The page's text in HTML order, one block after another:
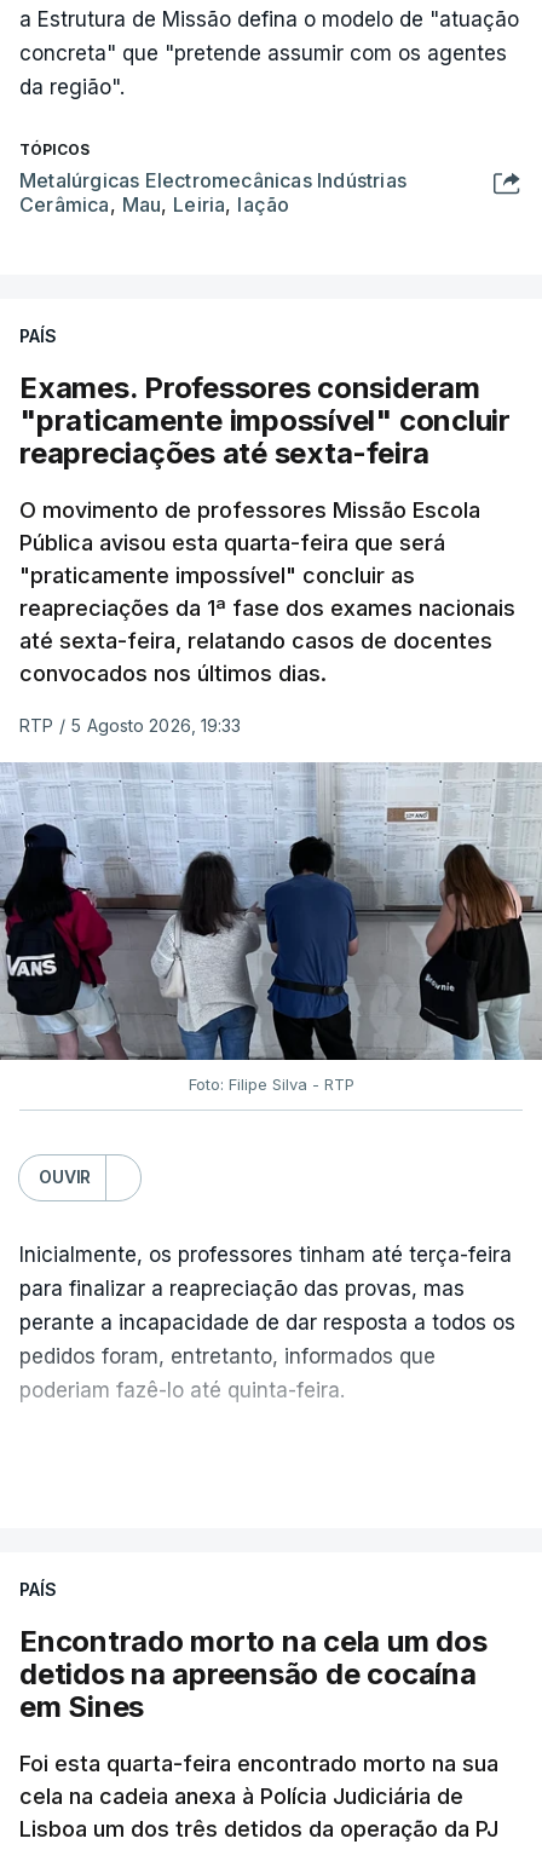
a Estrutura de Missão defina o modelo de "atuação
concreta" que "pretende assumir com os agentes
da região".
TÓPICOS
Metalúrgicas Electromecânicas Indústrias
Cerâmica, Mau, Leiria, Iação
PAÍS
Exames. Professores consideram
"praticamente impossível" concluir
reapreciações até sexta-feira
O movimento de professores Missão Escola
Pública avisou esta quarta-feira que será
"praticamente impossível" concluir as
reapreciações da 1ª fase dos exames nacionais
até sexta-feira, relatando casos de docentes
convocados nos últimos dias.
RTP / 5 Agosto 2026, 19:33
Foto: Filipe Silva - RTP
OUVIR
Inicialmente, os professores tinham até terça-feira
para finalizar a reapreciação das provas, mas
perante a incapacidade de dar resposta a todos os
pedidos foram, entretanto, informados que
poderiam fazê-lo até quinta-feira.
No domingo, estavam concluídos cerca de 50 por
cento dos mais de 20 mil pedidos de reapreciação,
mas Cristina Mota, porta-voz da Missão Escola
Pública, tem dúvidas de que o processo esteja
"Durante o fim de semana e nos últimos dias,
apercebamo-nos que ainda estão a ser
PAÍS
Encontrado morto na cela um dos
detidos na apreensão de cocaína
em Sines
Foi esta quarta-feira encontrado morto na sua
cela na cadeia anexa à Polícia Judiciária de
Lisboa um dos três detidos da operação da PJ